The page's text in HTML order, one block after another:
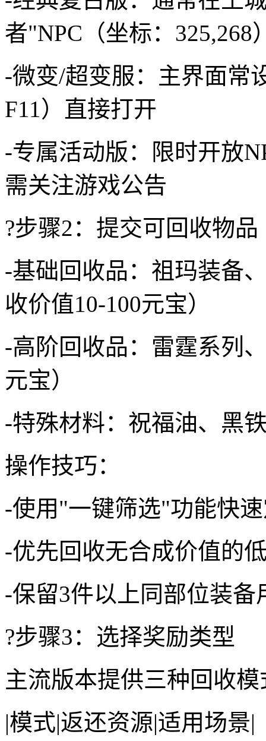
者"NPC（坐标：325,268
-微变/超变服：主界面常
F11）直接打开
-专属活动版：限时开放
需关注游戏公告
?步骤2：提交可回收物品
-基础回收品：祖玛装备
收价值10-100元宝）
-高阶回收品：雷霆系列
元宝）
-特殊材料：祝福油、黑
操作技巧：
-使用"一键筛选"功能快
-优先回收无合成价值的
-保留3件以上同部位装备
?步骤3：选择奖励类型
主流版本提供三种回收模
|模式|返还资源|适用场景|